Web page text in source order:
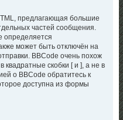
предлагающая большие
частей сообщения.
определяется
может быть отключён на
BBCode очень похож
квадратные скобки [ и ], а не в
о BBCode обратитесь к
доступна из формы